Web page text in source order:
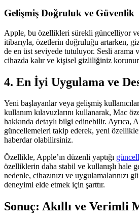
Gelişmiş Doğruluk ve Güvenlik
Apple, bu özellikleri sürekli güncelliyor
itibarıyla, özetlerin doğruluğu artarken,
de en üst seviyede tutuluyor. Sesli arama
cihazda kalır ve kişisel gizliliğiniz
4. En İyi Uygulama ve
Yeni başlayanlar veya gelişmiş
kullanım kılavuzlarını kullanarak, Mac
hakkında detaylı bilgi edinebilir. Ayrıca,
güncellemeleri takip ederek, yeni
haberdar olabilirsiniz.
Özellikle, Apple’ın düzenli yaptığı
özelliklerin daha stabil ve kullanışlı hale
nedenle, cihazınızı ve uygulamalarınızı
deneyimi elde etmek için şarttır.
Sonuç: Akıllı ve Verimli